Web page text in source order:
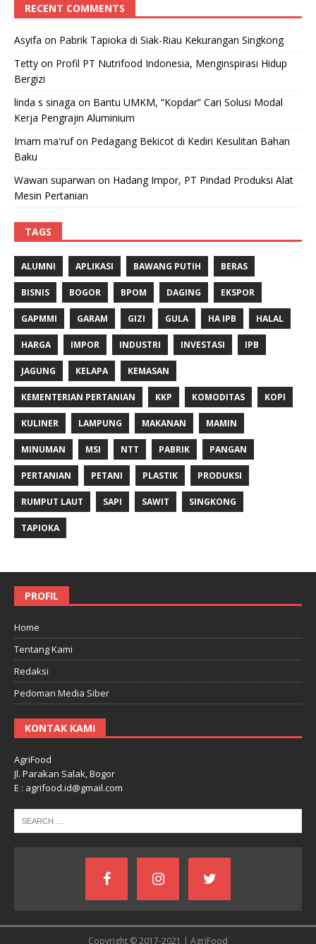
RECENT COMMENTS
Asyifa on Pabrik Tapioka di Siak-Riau Kekurangan Singkong
Tetty on Profil PT Nutrifood Indonesia, Menginspirasi Hidup
Bergizi
linda s sinaga on Bantu UMKM, “Kopdar” Cari Solusi Modal
Kerja Pengrajin Aluminium
Imam ma'rufon Pedagang Bekicot di Kediri Kesulitan Bahan
Baku
Wawan suparwan on Hadang Impor, PT Pindad Produksi Alat
Mesin Pertanian
TAGS
ALUMNI APLIKASI BAWANG PUTIH BERAS
BISNIS BOGOR BPOM DAGING EKSPOR
GAPMMI GARAM GIZI GULA HA IPB HALAL
HARGA IMPOR INDUSTRI INVESTASI IPB
JAGUNG KELAPA KEMASAN
KEMENTERIAN PERTANIAN KKP KOMODITAS KOPI
KULINER LAMPUNG MAKANAN MAMIN
MINUMAN MSI NTT PABRIK PANGAN
PERTANIAN PETANI PLASTIK PRODUKSI
RUMPUT LAUT SAPI SAWIT SINGKONG
TAPIOKA
PROFIL
Home
Tentang Kami
Redaksi
Pedoman Media Siber
KONTAK KAMI
AgriFood
Jl. Parakan Salak, Bogor
E : agrifood.id@gmail.com
Copyright © 2017-2021 | AgriFood